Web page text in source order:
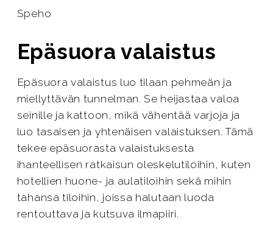
Speho
Epäsuora valaistus
Epäsuora valaistus luo tilaan pehmeän ja
miellyttävän tunnelman. Se heijastaa valoa
seinille ja kattoon, mikä vähentää varjoja ja
luo tasaisen ja yhtenäisen valaistuksen. Tämä
tekee epäsuorasta valaistuksesta
ihanteellisen ratkaisun oleskelutiloihin, kuten
hotellien huone- ja aulatiloihin sekä mihin
tahansa tiloihin, joissa halutaan luoda
rentouttava ja kutsuva ilmapiiri.